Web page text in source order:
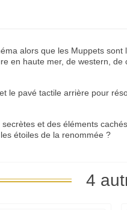
alors que les Muppets
en haute mer, de western,
le pavé tactile arrière pour
et des éléments
étoiles de la renommée ?
4